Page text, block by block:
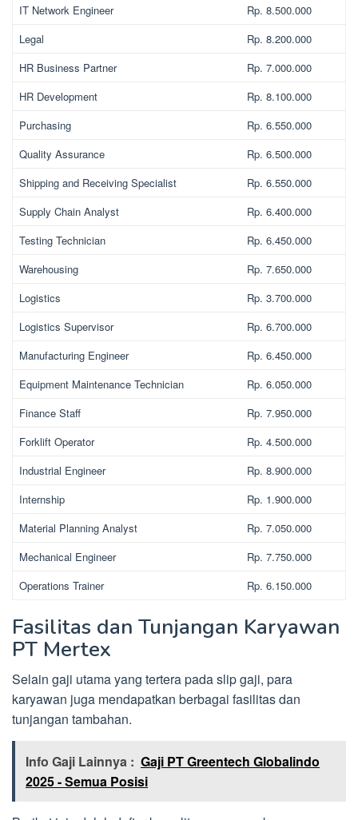
IT Network Engineer
Rp. 8.500.000
Legal
Rp. 8.200.000
HR Business Partner
Rp. 7.000.000
HR Development
Rp. 8.100.000
Purchasing
Rp. 6.550.000
Quality Assurance
Rp. 6.500.000
Shipping and Receiving Specialist
Rp. 6.550.000
Supply Chain Analyst
Rp. 6.400.000
Testing Technician
Rp. 6.450.000
Warehousing
Rp. 7.650.000
Logistics
Rp. 3.700.000
Logistics Supervisor
Rp. 6.700.000
Manufacturing Engineer
Rp. 6.450.000
Equipment Maintenance Technician
Rp. 6.050.000
Finance Staff
Rp. 7.950.000
Forklift Operator
Rp. 4.500.000
Industrial Engineer
Rp. 8.900.000
Internship
Rp. 1.900.000
Material Planning Analyst
Rp. 7.050.000
Mechanical Engineer
Rp. 7.750.000
Operations Trainer
Rp. 6.150.000
Fasilitas dan Tunjangan Karyawan
PT Mertex
Selain gaji utama yang tertera pada slip gaji, para
karyawan juga mendapatkan berbagai fasilitas dan
tunjangan tambahan.
Info Gaji Lainnya : Gaji PT Greentech Globalindo
2025 - Semua Posisi